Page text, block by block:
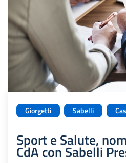
Giorgetti Sabelli
Sport e Salute,
CdA con Sabelli